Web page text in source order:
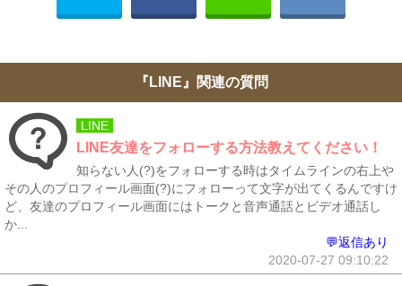
『LINE』関連の質問
LINE
LINE友達をフォローする方法教えてください！
知らない人(?)をフォローする時はタイムラインの右上や
その人のプロフィール画面(?)にフォローって文字が出てくるんですけ
ど、友達のプロフィール画面にはトークと音声通話とビデオ通話し
か...
💬返信あり
2020-07-27 09:10:22